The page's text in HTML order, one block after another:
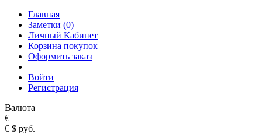
Главная
Заметки (0)
Личный Кабинет
Корзина покупок
Оформить заказ
Войти
Регистрация
Валюта
€
€ $ руб.